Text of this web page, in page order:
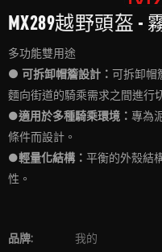
MX289越野頭盔 -
多功能雙用途
● 可拆卸帽簷設計： 可拆卸帽
麵向街道的騎乘需求之間進行
●適用於多種騎乘環境： 專為
條件而設計。
●輕量化結構： 平衡的外殼結
性。
品牌:
我的